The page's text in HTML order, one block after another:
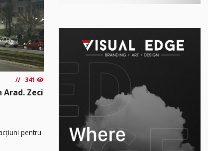
341
Zeci
pentru